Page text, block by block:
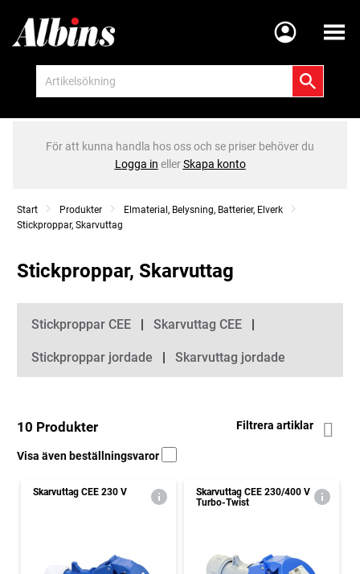
Meny
För att kunna handla hos oss och se priser behöver du
Logga in ellerSkapa konto
Start Produkter
Elmaterial, Belysning, Batterier, Elverk
Stickproppar, Skarvuttag
Stickproppar, Skarvuttag
Kategorier
Stickproppar CEE Skarvuttag CEE
Stickproppar jordade Skarvuttag jordade
10 Produkter Filtrera artiklar
Visa även beställningsvaror
Skarvuttag CEE 230 V
Skarvuttag CEE 230/400 V
Turbo-Twist